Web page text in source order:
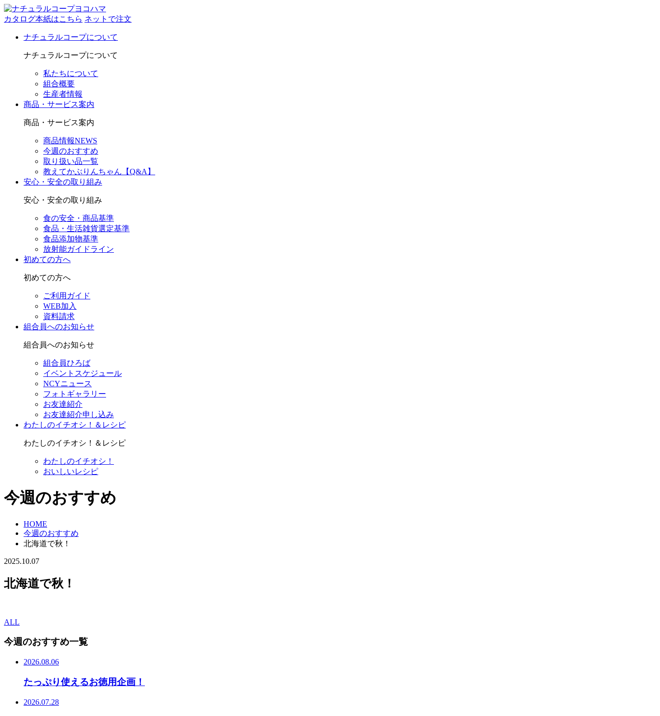
カタログ本紙はこちら ネットで注文
ナチュラルコープについて
ナチュラルコープについて
私たちについて
組合概要
生産者情報
商品・サービス案内
商品・サービス案内
商品情報NEWS
今週のおすすめ
取り扱い品一覧
教えてかぶりんちゃん【Q&A】
安心・安全の取り組み
安心・安全の取り組み
食の安全・商品基準
食品・生活雑貨選定基準
食品添加物基準
放射能ガイドライン
初めての方へ
初めての方へ
ご利用ガイド
WEB加入
資料請求
組合員へのお知らせ
組合員へのお知らせ
組合員ひろば
イベントスケジュール
NCYニュース
フォトギャラリー
お友達紹介
お友達紹介申し込み
わたしのイチオシ！＆レシピ
わたしのイチオシ！＆レシピ
わたしのイチオシ！
おいしいレシピ
今週のおすすめ
HOME
今週のおすすめ
北海道で秋！
2025.10.07
北海道で秋！
ALL
今週のおすすめ一覧
2026.08.06
たっぷり使えるお徳用企画！
2026.07.28